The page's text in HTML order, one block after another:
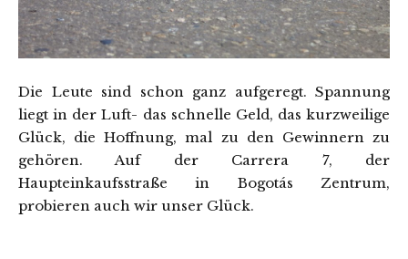
Die Leute sind schon ganz aufgeregt. Spannung
liegt in der Luft- das schnelle Geld, das kurzweilige
Glück, die Hoffnung, mal zu den Gewinnern zu
gehören. Auf der Carrera 7, der
Haupteinkaufsstraße in Bogotás Zentrum,
probieren auch wir unser Glück.